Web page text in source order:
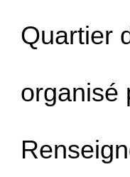
Quartier
organisé